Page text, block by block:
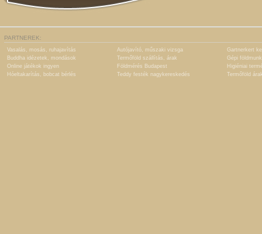
PARTNEREK:
Vasalás, mosás, ruhajavítás Autójavító, műszaki vizsga
Gartnerkert
Buddha idézetek, mondások
Termőföld szállítás, árak
Gépi
Online játékok ingyen
Földmérés Budapest
Higiéniai
Hóeltakarítás, bobcat bérlés
Teddy festék nagykereskedés Termőföld